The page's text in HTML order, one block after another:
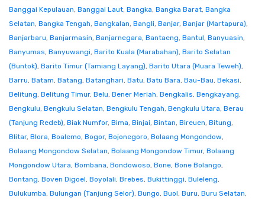
Banggai Kepulauan, Banggai Laut, Bangka, Bangka Barat, Bangka
Selatan, Bangka Tengah, Bangkalan, Bangli, Banjar, Banjar (Martapura),
Banjarbaru, Banjarmasin, Banjarnegara, Bantaeng, Bantul, Banyuasin,
Banyumas, Banyuwangi, Barito Kuala (Marabahan), Barito Selatan
(Buntok), Barito Timur (Tamiang Layang), Barito Utara (Muara Teweh),
Barru, Batam, Batang, Batanghari, Batu, Batu Bara, Bau-Bau, Bekasi,
Belitung, Belitung Timur, Belu, Bener Meriah, Bengkalis, Bengkayang,
Bengkulu, Bengkulu Selatan, Bengkulu Tengah, Bengkulu Utara, Berau
(Tanjung Redeb), Biak Numfor, Bima, Binjai, Bintan, Bireuen, Bitung,
Blitar, Blora, Boalemo, Bogor, Bojonegoro, Bolaang Mongondow,
Bolaang Mongondow Selatan, Bolaang Mongondow Timur, Bolaang
Mongondow Utara, Bombana, Bondowoso, Bone, Bone Bolango,
Bontang, Boven Digoel, Boyolali, Brebes, Bukittinggi, Buleleng,
Bulukumba, Bulungan (Tanjung Selor), Bungo, Buol, Buru, Buru Selatan,